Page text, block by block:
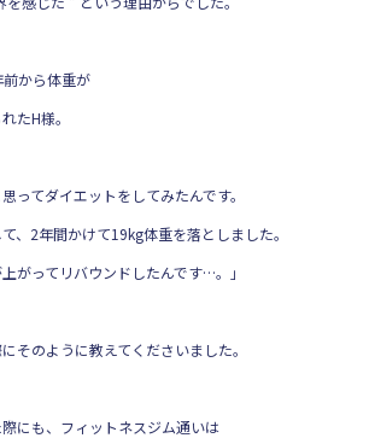
から体重が
たH様。
ってダイエットをしてみたんです。
、2年間かけて19kg体重を落としました。
がってリバウンドしたんです…。」
そのように教えてくださいました。
にも、フィットネスジム通いは